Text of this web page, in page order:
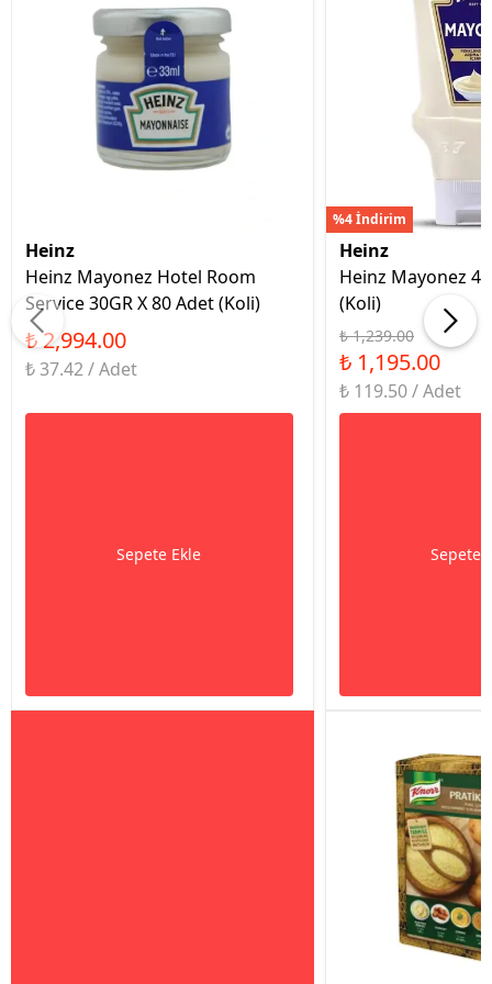
Heinz
Heinz Mayonez Hotel Room
Service 30GR X 80 Adet (Koli)
₺ 2,994.00
₺ 37.42 / Adet
Sepete Ekle
%4 İndirim
Heinz
Heinz Mayonez
(Koli)
₺ 1,239.00
₺ 1,195.00
₺ 119.50 / Adet
Sepete